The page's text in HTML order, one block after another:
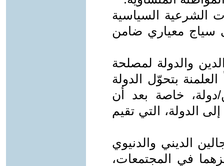
الشرعية السياسية
سياج معياري ضامن
والدولة لمصلحة
بتحوّل الدولة
خاصة بعد أن
الدولة، التي تقيم
الديني والدنيوي
في المجتمعات،